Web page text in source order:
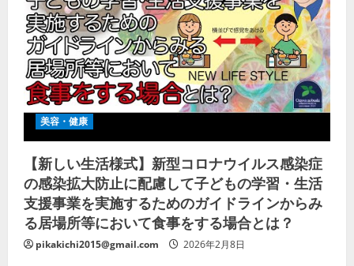
美容・健康
【新しい生活様式】新型コロナウイルス感染症
の感染拡大防止に配慮して子どもの学習・生活
支援事業を実施するためのガイドラインからみ
る居場所等において食事をする場合とは？
pikakichi2015@gmail.com 2026年2月8日